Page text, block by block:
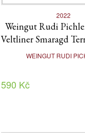
2022
Weingut Rudi
Veltliner Smaragd
WEINGUT RUDI
590 Kč